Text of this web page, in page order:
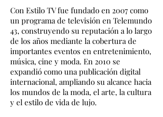
Con Estilo TV fue fundado en 2007 como
un programa de televisión en Telemundo
43, construyendo su reputación a lo largo
de los años mediante la cobertura de
importantes eventos en entretenimiento,
música, cine y moda. En 2010 se
expandió como una publicación digital
internacional, ampliando su alcance hacia
los mundos de la moda, el arte, la cultura
y el estilo de vida de lujo.